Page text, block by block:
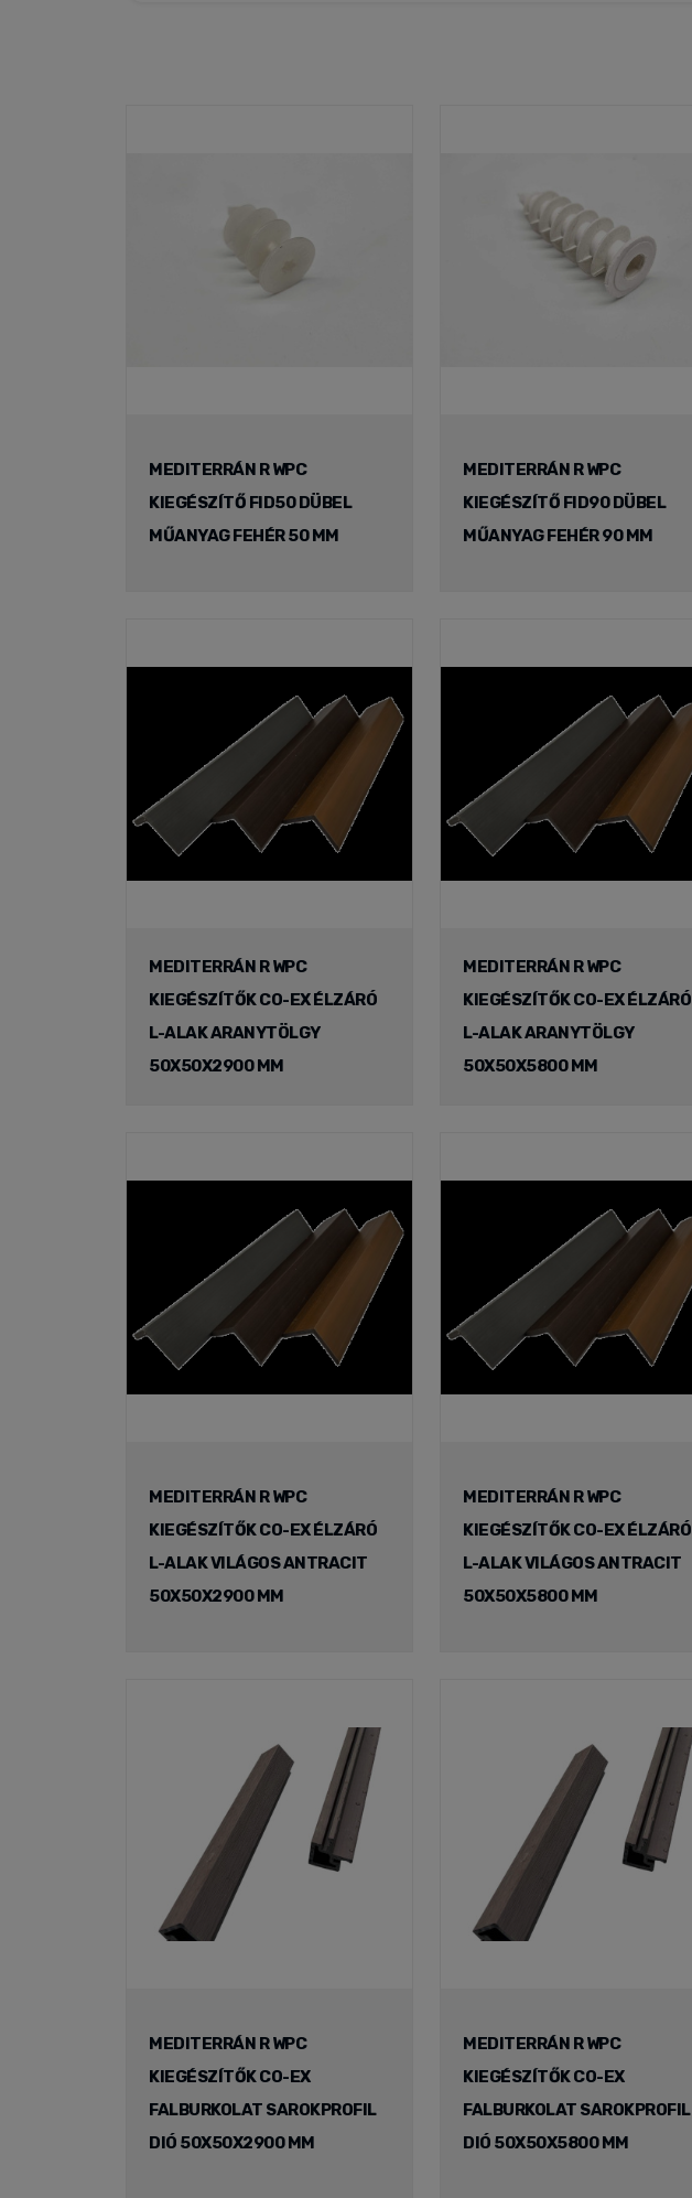
MEDITERRÁN R WPC
KIEGÉSZÍTŐ FID50 DÜBEL
MŰANYAG FEHÉR 50 MM
MEDITERRÁN R WPC
KIEGÉSZÍTŐ FID90 DÜBEL
MŰANYAG FEHÉR 90 MM
MEDITERRÁN R WPC
KIEGÉSZÍTŐK CO-EX ÉLZÁRÓ
L-ALAK ARANYTÖLGY
50X50X2900 MM
MEDITERRÁN R WPC
KIEGÉSZÍTŐK CO-EX ÉLZÁRÓ
L-ALAK ARANYTÖLGY
50X50X5800 MM
MEDITERRÁN R WPC
KIEGÉSZÍTŐK CO-EX ÉLZÁRÓ
L-ALAK VILÁGOS ANTRACIT
50X50X2900 MM
MEDITERRÁN R WPC
KIEGÉSZÍTŐK CO-EX ÉLZÁRÓ
L-ALAK VILÁGOS ANTRACIT
50X50X5800 MM
MEDITERRÁN R WPC
KIEGÉSZÍTŐK CO-EX
FALBURKOLAT SAROKPROFIL
DIÓ 50X50X2900 MM
MEDITERRÁN R WPC
KIEGÉSZÍTŐK CO-EX
FALBURKOLAT SAROKPROFIL
DIÓ 50X50X5800 MM